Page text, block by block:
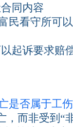
同内容
民看守所可
起诉要求赔
是否属于工
而非受到“